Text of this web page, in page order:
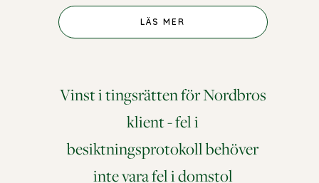
LÄS MER
Vinst i tingsrätten för Nordbros
klient - fel i
besiktningsprotokoll behöver
inte vara fel i domstol